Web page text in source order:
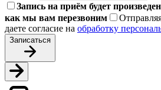
Запись на приём будет
как мы вам перезвоним
даете согласие на обработку
Записаться